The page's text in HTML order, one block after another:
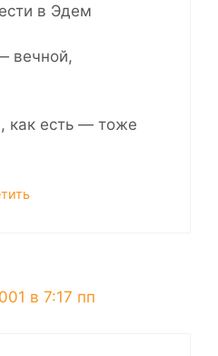
в Эдем
вечной,
как есть — тоже
в 7:17 пп